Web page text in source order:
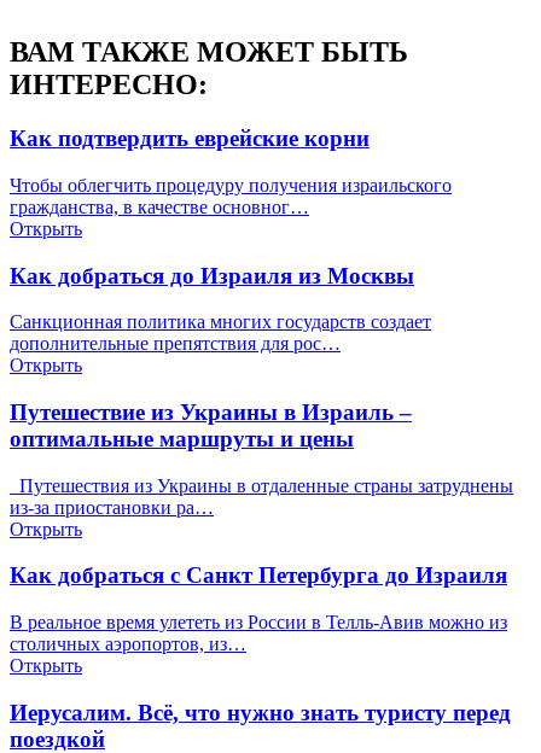
ВАМ ТАКЖЕ МОЖЕТ БЫТЬ
ИНТЕРЕСНО:
Как подтвердить еврейские корни
Чтобы облегчить процедуру получения израильского
гражданства, в качестве основног…
Открыть
Как добраться до Израиля из Москвы
Санкционная политика многих государств создает
дополнительные препятствия для рос…
Открыть
Путешествие из Украины в Израиль –
оптимальные маршруты и цены
Путешествия из Украины в отдаленные страны затруднены
из-за приостановки ра…
Открыть
Как добраться с Санкт Петербурга до Израиля
В реальное время улететь из России в Телль-Авив можно из
столичных аэропортов, из…
Открыть
Иерусалим. Всё, что нужно знать туристу перед
поездкой